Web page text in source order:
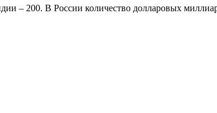
200. В России количество долларовых